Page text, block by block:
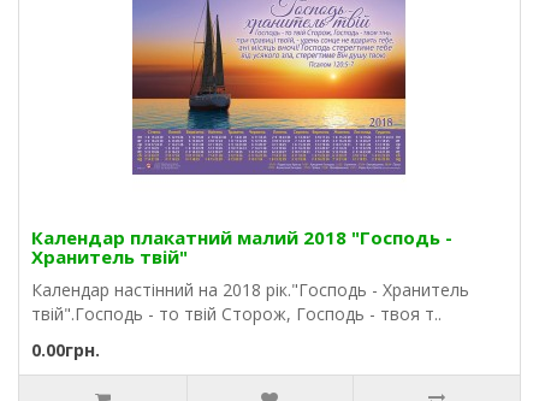
Календар плакатний малий 2018 "Господь -
Хранитель твій"
Календар настінний на 2018 рік."Господь - Хранитель
твій".Господь - то твій Сторож, Господь - твоя т..
0.00грн.